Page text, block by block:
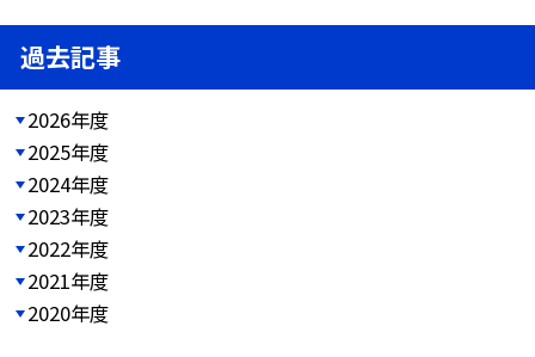
過去記事
2026年度
2025年度
2024年度
2023年度
2022年度
2021年度
2020年度